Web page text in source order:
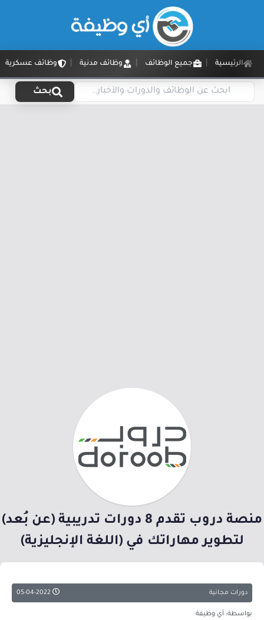
الرئيسية جميع الوظائف وظائف مدنية وظائف عسكرية
بحث
منصة دروب تقدم 8 دورات تدريبية (عن بُعد)
لتطوير مهاراتك في (اللغة الإنجليزية)
دورات مجانية
بواسطة: أي وظيفة